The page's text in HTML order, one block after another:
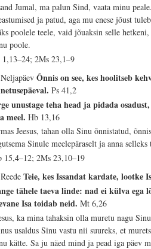
Jumal, ma palun Sind, vaata minu
ja patud, aga mu enese jõust
poolele teele, vaid jõuaksin selle
poole.
2Ms 23,1–9
Õnnis on see, kes hoolitseb
Ps 41,2
unustage teha head ja pidada
meel.Hb 13,16
Jeesus, tahan olla Sinu õnnistatud,
Sinule meelepäraselt ja anna
15,4–12; 2Ms 23,10–19
Teie, kes Issandat kardate, lootke
tähele taeva linde: nad ei külva ega
Isa toidab neid.Mt 6,26
ka mina tahaksin olla muretu nagu
usaldus Sinu vastu nii suureks, et
kätte. Sa ju näed mind ja pead iga päev